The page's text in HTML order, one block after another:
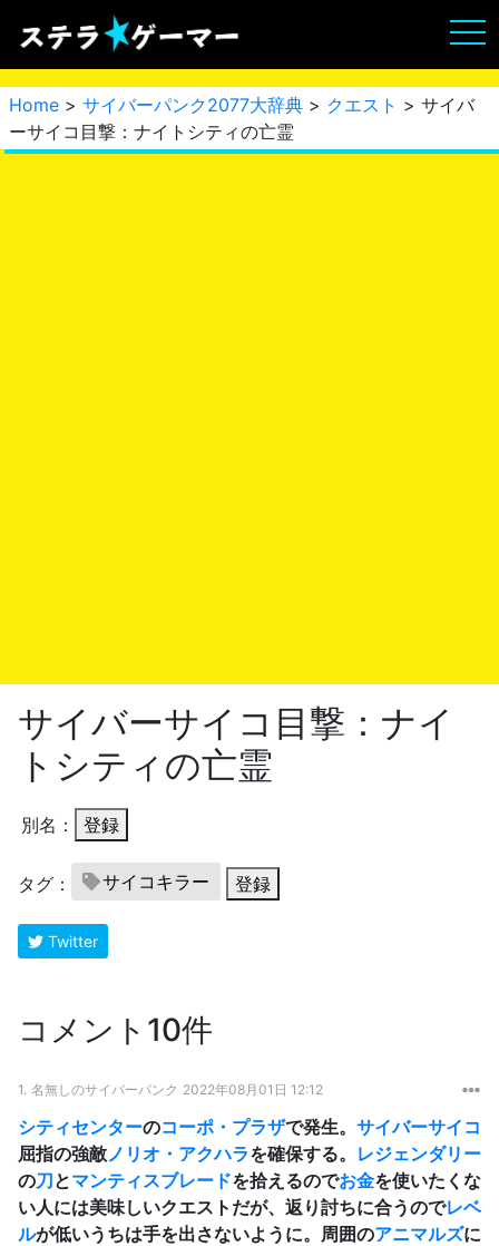
Home > サイバーパンク2077大辞典 > クエスト > サイバ
ーサイコ目撃：ナイトシティの亡霊
サイバーサイコ目撃：ナイ
トシティの亡霊
別名： 登録
タグ： サイコキラー 登録
Twitter
コメント10件
1. 名無しのサイバーパンク 2022年08月01日 12:12
シティセンターのコーポ・プラザで発生。 サイバーサイコ
屈指の強敵 ノリオ・アクハラを確保する。 レジェンダリー
の刀とマンティスブレードを拾えるのでお金を使いたくな
い人には美味しいクエストだが、返り討ちに合うのでレベ
ルが低いうちは手を出さないように。周囲のアニマルズに